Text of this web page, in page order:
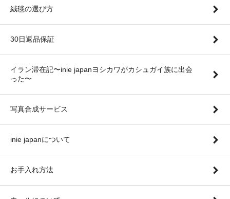
絨毯の選び方
30日返品保証
イラン滞在記〜inie japanヨシカワがカシュガイ族に出会
った〜
写真合成サービス
inie japanについて
お手入れ方法